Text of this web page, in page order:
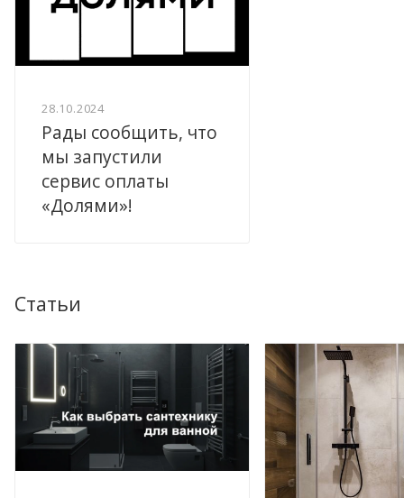
28.10.2024
Рады сообщить, что
мы запустили
сервис оплаты
«Долями»!
Статьи